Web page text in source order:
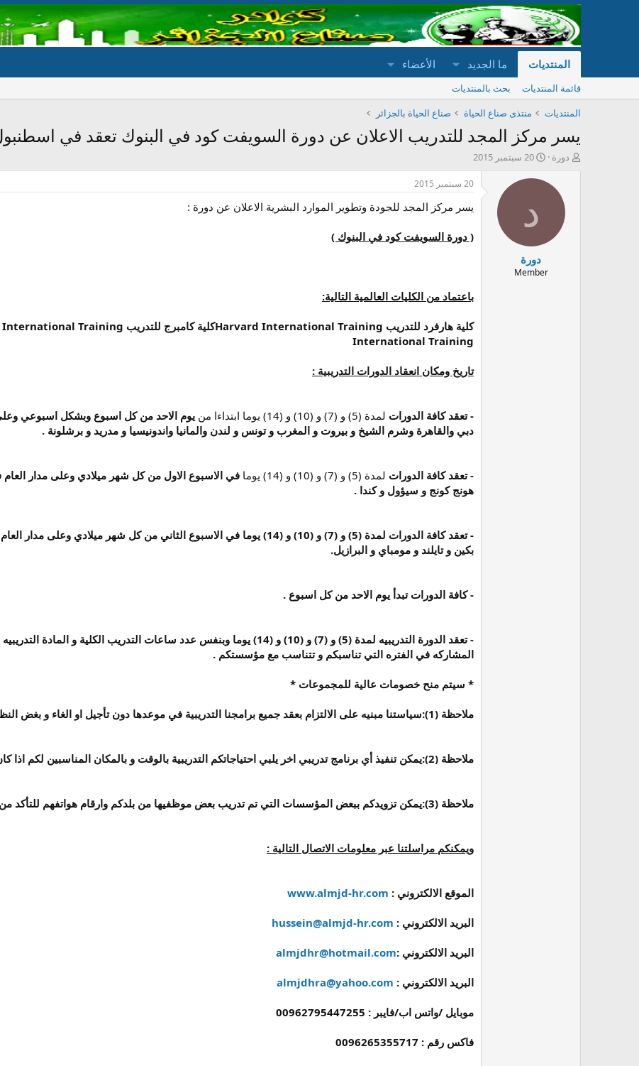
المنتديات ما الجديد الأعضاء
قائمة المنتديات
بحث بالمنتديات
المنتديات
منتذى صناع الحياة صناع الحياة بالجزائر
يسر مركز المجد للتدريب الاعلان عن دورة السويفت كود في البنوك تعقد في
بدورة
ت
ر
خ
ا
ب
د
ء
20 سبتمبر 2015
د
دورة
Member
20 سبتمبر 2015
يسر مركز المجد للجودة وتطوير الموارد البشرية الاعلان عن دورة :
( دورة السويفت كود في البنوك )
باعتماد من الكليات العالمية التالية:
International Training
تاريخ ومكان انعقاد الدورات التدريبية :
- تعقد كافة الدورات لمدة (5) و (7) و (10) و (14) يوما ابتداءا من
يوم الاحد من كل اسبوع وبشكل اسبوعي
دبي والقاهرة وشرم الشيخ و بيروت و المغرب و تونس و لندن والمانيا واندونيسيا و مدريد و برشلونة .
- تعقد كافة الدورات لمدة (5) و (7) و (10) و (14) يوما
في الاسبوع الاول من كل شهر ميلادي وعلى مدار العام
هونج كونج و سيؤول و كندا .
- تعقد كافة الدورات لمدة (5) و (7) و (10) و (14) يوما
في الاسبوع الثاني من كل شهر ميلادي وعلى مدار
بكين و تايلند و مومباي و البرازيل.
-كافة الدورات تبدأ يوم الاحد من كل اسبوع .
- تعقد الدورة التدريبيه لمدة (5) و (7) و (10) و (14) يوما وبنفس عدد ساعات التدريب
المشاركه في الفتره التي تناسبكم و تتناسب مع مؤسستكم .
* سيتم منح خصومات عالية للمجموعات *
ملاحظة (1): سياستنا مبنيه على الالتزام بعقد جميع برامجنا التدريبية في موعدها دون تأجيل او الغاء و بغض
ملاحظة (2): يمكن تنفيذ أي برنامج تدريبي اخر يلبي احتياجاتكم التدريبية بالوقت و بالمكان المناسبين لكم اذا كان عدد
ملاحظة (3): يمكن تزويدكم ببعض المؤسسات التي تم تدريب بعض موظفيها من بلدكم وارقام هواتفهم للتأكد
ويمكنكم مراسلتنا عبر معلومات الاتصال التالية :
الموقع الالكتروني : www.almjd-hr.com
البريد الالكتروني : hussein@almjd-hr.com
البريد الالكتروني :almjdhr@hotmail.com
البريد الالكتروني : almjdhra@yahoo.com
موبايل /واتس اب/فايبر :
فاكس رقم : 0096265355717